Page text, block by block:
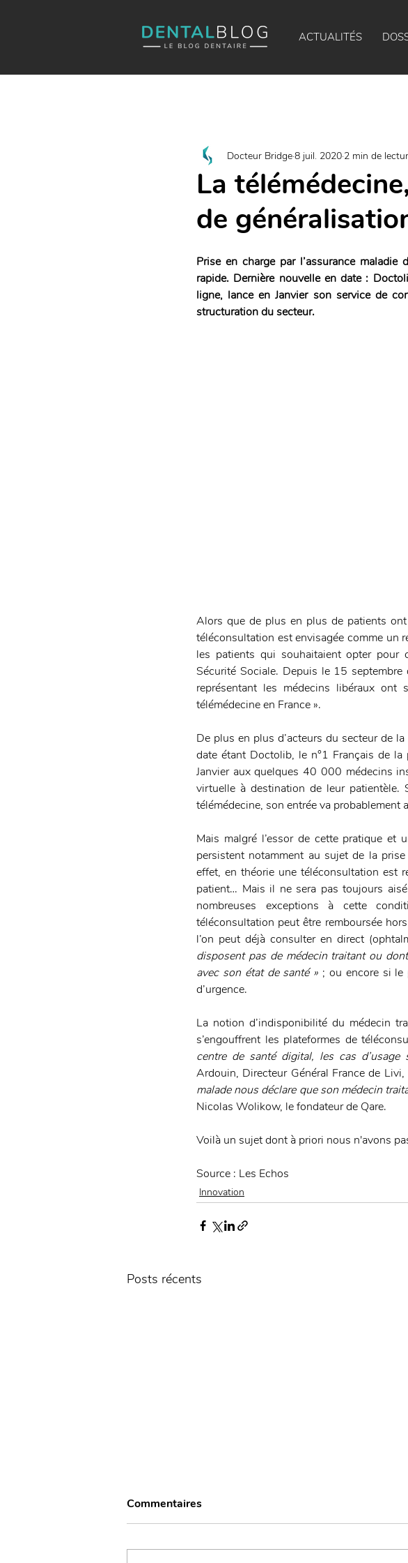
ACTUALITÉS
La
de
Docteur Bridge8 juil. 2020 2 min de
Prise en charge par l’assurance
rapide. Dernière nouvelle en date :
ligne, lance en Janvier son service de
structuration du secteur.
Alors que de plus en plus de patients
téléconsultation est envisagée comme un
les patients qui souhaitaient opter pour
Sécurité Sociale. Depuis le 15
représentant les médecins libéraux
télémédecine en France ».
De plus en plus d’acteurs du secteur de
date étant Doctolib, le n°1 Français de
Janvier aux quelques 40 000 médecins
virtuelle à destination de leur
télémédecine, son entrée va probablement
Mais malgré l’essor de cette pratique
persistent notamment au sujet de la
effet, en théorie une téléconsultation est
patient… Mais il ne sera pas toujours
nombreuses exceptions à cette
téléconsultation peut être remboursée
l’on peut déjà consulter en direct
disposent pas de médecin traitant ou
avec son état de santé » ; ou encore si
d’urgence.
La notion d’indisponibilité du médecin
s’engouffrent les plateformes de
centre de santé digital, les cas
Ardouin, Directeur Général France de
malade nous déclare que son médecin
Nicolas Wolikow, le fondateur de Qare.
Voilà un sujet dont à priori nous n'avons
Source : Les Echos
Innovation
Posts récents
Commentaires